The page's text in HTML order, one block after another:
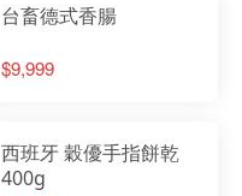
台畜德式香腸
$9,999
西班牙 穀優手指餅乾
400g